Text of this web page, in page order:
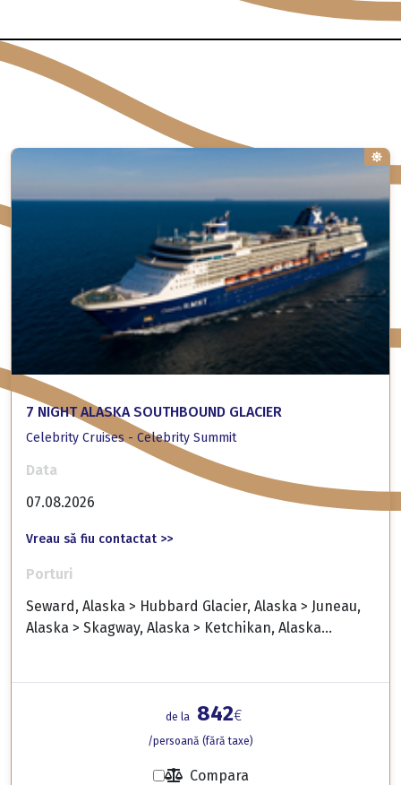
7 NIGHT ALASKA SOUTHBOUND GLACIER
Celebrity Cruises - Celebrity Summit
Data
07.08.2026
Vreau să fiu contactat >>
Porturi
Seward, Alaska > Hubbard Glacier, Alaska > Juneau,
Alaska > Skagway, Alaska > Ketchikan, Alaska...
de la 842€
/persoană (fără taxe)
Compara